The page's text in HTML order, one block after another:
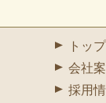
トッ
会社
採用